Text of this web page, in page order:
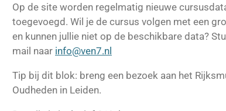
Op de site worden regelmatig nieuwe
toegevoegd. Wil je de cursus volgen met een
en kunnen jullie niet op de beschikbare data?
mail naar info@ven7.nl
Tip bij dit blok: breng een bezoek aan het
Oudheden in Leiden.